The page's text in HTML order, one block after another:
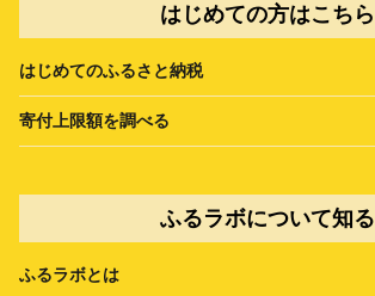
はじめての方はこちら
はじめてのふるさと納税
寄付上限額を調べる
ふるラボについて知る
ふるラボとは